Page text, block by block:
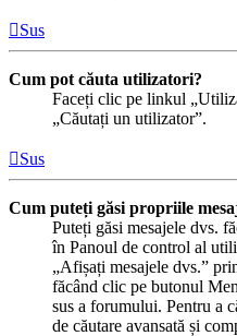
Sus
Cum pot căuta utilizatori?
Faceți clic pe linkul
„Căutați un utilizator”.
Sus
Cum puteți găsi propriile
Puteți găsi mesajele dvs.
în Panoul de control al
„Afișați mesajele dvs.”
făcând clic pe butonul
sus a forumului. Pentru a
de căutare avansată și